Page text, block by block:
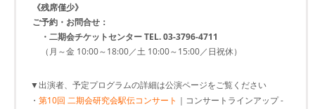
《残席僅少》
ご予約・お問合せ：
・二期会チケットセンター TEL. 03-3796-4711
（月～金 10:00～18:00／土 10:00～15:00／日祝休）
▼出演者、予定プログラムの詳細は公演ページをご覧ください
・ 第10回 二期会研究会駅伝コンサート ｜コンサートラインアップ -